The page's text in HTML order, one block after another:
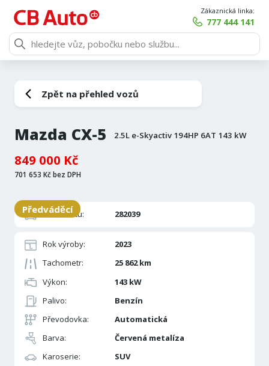
Zákaznická linka:
777 444 141
Zpět na přehled vozů
Mazda CX-5 2.5L e-Skyactiv 194HP 6AT 143 kW
849 000 Kč
701 653 Kč bez DPH
ID inzerátu: 282039
Rok výroby:
2023
Tachometr:
25 862 km
Výkon:
143 kW
Palivo:
Benzín
Převodovka:
Automatická
Barva:
Červená metalíza
Karoserie:
SUV
Předváděcí